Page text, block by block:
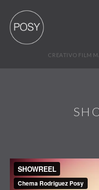
CREATIVO FILM